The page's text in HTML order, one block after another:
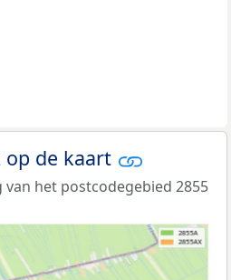
op de kaart
het postcodegebied 2855